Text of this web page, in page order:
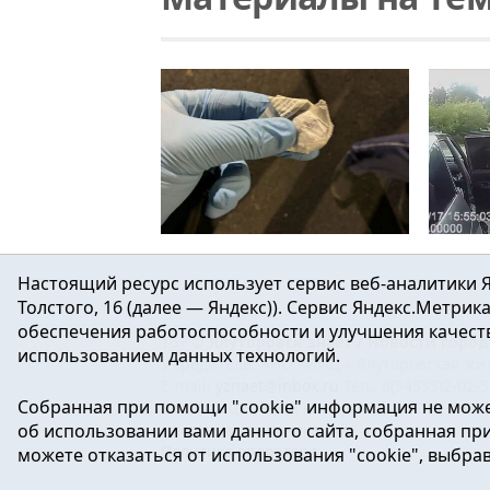
Читать
16+ ©Ялуторовск знает / Новости
Учредитель: АНО «ИИЦ « Ялуторовская
Регистрационный номер ЭЛ № ФС 77-
массовых коммуникаций.
Политика оператора
Настоящий ресурс использует сервис веб-
Толстого, 16 (далее — Яндекс)). Сервис
обеспечения работоспособности и улучшения
использованием данных технологий.
Собранная при помощи "cookie" информация не
об использовании вами данного сайта, собранная
можете отказаться от использования "cookie",